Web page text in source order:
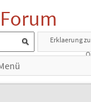
Erklaerung